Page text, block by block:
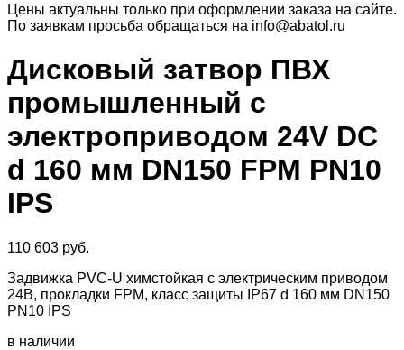
Цены актуальны только при оформлении заказа на сайте.
По заявкам просьба обращаться на info@abatol.ru
Дисковый затвор ПВХ
промышленный с
электроприводом 24V DC
d 160 мм DN150 FPM PN10
IPS
110 603 руб.
Задвижка PVC-U химстойкая с электрическим приводом
24В, прокладки FPM, класс защиты IP67 d 160 мм DN150
PN10 IPS
в наличии